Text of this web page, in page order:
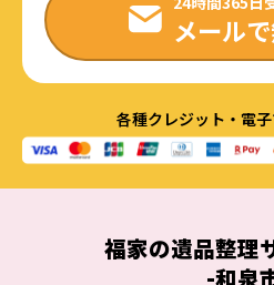
メール
各種クレジット・電
福家の遺品整理
-和泉